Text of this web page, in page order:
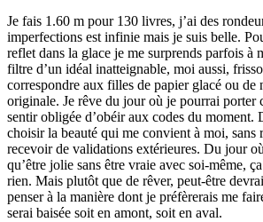
Je fais 1.60 m pour 130 livres, j’ai des
imperfections est infinie mais je suis belle.
reflet dans la glace je me surprends parfois à
filtre d’un idéal inatteignable, moi aussi,
correspondre aux filles de papier glacé ou de
originale. Je rêve du jour où je pourrai porter
sentir obligée d’obéir aux codes du moment.
choisir la beauté qui me convient à moi, sans
recevoir de validations extérieures. Du jour
qu’être jolie sans être vraie avec soi-même,
rien. Mais plutôt que de rêver, peut-être
penser à la manière dont je préfèrerais me
serai baisée soit en amont, soit en aval.